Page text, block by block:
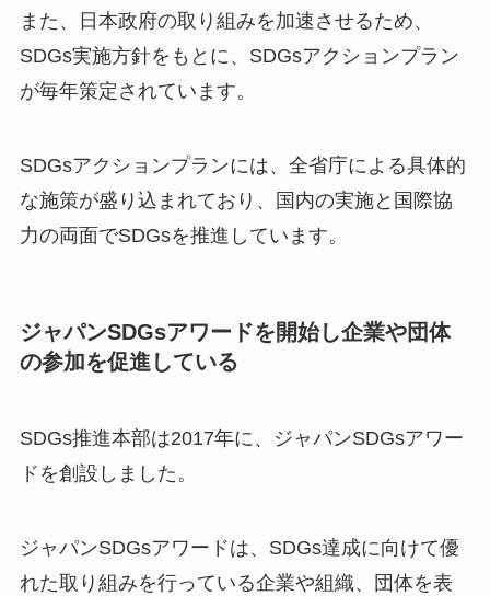
また、日本政府の取り組みを加速させるため、
SDGs実施方針をもとに、SDGsアクションプラン
が毎年策定されています。
SDGsアクションプランには、全省庁による具体的
な施策が盛り込まれており、国内の実施と国際協
力の両面でSDGsを推進しています。
ジャパンSDGsアワードを開始し企業や団体
の参加を促進している
SDGs推進本部は2017年に、ジャパンSDGsアワー
ドを創設しました。
ジャパンSDGsアワードは、SDGs達成に向けて優
れた取り組みを行っている企業や組織、団体を表